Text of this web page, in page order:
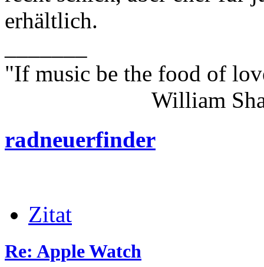
erhältlich.
"If music be the food of
William
radneuerfinder
Zitat
Re: Apple Watch